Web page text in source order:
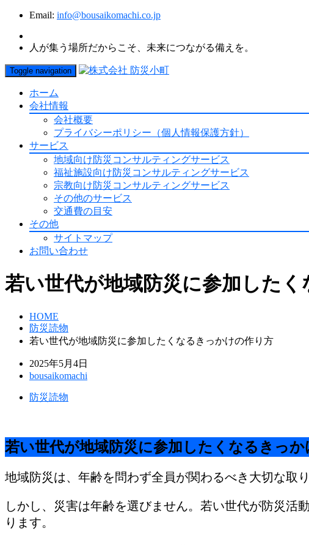
Email: info@bousaikomachi.co.jp
人が集う場所だからこそ、未来につながる備えを。
Toggle navigation
ホーム
会社情報
会社概要
プライバシーポリシー（個人情報保護方針）
サービス
地域向け防災コンサルティングサービス
福祉施設向け防災コンサルティングサービス
宗教向け防災コンサルティングサービス
その他のサービス
交通費の目安
その他
サイトマップ
お問い合わせ
若い世代が地域防災に参加した
HOME
防災読物
若い世代が地域防災に参加したくなるきっかけの作り方
2025年5月4日
bousaikomachi
防災読物
若い世代が地域防災に参加したくなるきっ
地域防災は、年齢を問わず全員が関わるべき大切な取
しかし、災害は年齢を選びません。若い世代が防災活
ります。